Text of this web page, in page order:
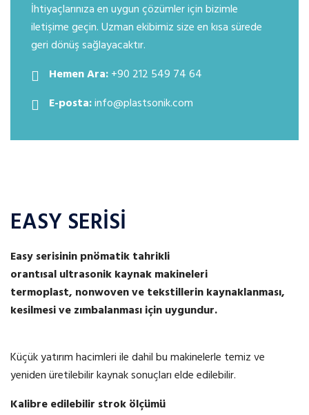
EASY SERİSİ
Easyserisininpnömatiktahrikli
orantısalultrasonikkaynak makineleri
termoplast, nonwovenve tekstillerin kaynaklanması,
kesilmesi ve zımbalanması için uygundur.
Küçük yatırım hacimleri ile dahil bu makinelerle temiz ve
yeniden üretilebilir kaynak sonuçları elde edilebilir.
Kalibre edilebilir strokölçümü
İhtiyaçlarınıza en uygun çözümler için bizimle
iletişime geçin. Uzman ekibimiz size en kısa sürede
geri dönüş sağlayacaktır.
Hemen Ara:+90 212 549 74 64
E-posta:info@plastsonik.com